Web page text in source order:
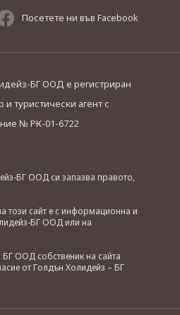
Посетете ни във Facebook
БГ ООД е регистриран
и туристически агент с
№ РК-01-6722
БГ ООД си запазва правото,
този сайт е с информационна и
БГ ООД или на
ООД собственик на сайта
от Голдън Холидейз – БГ